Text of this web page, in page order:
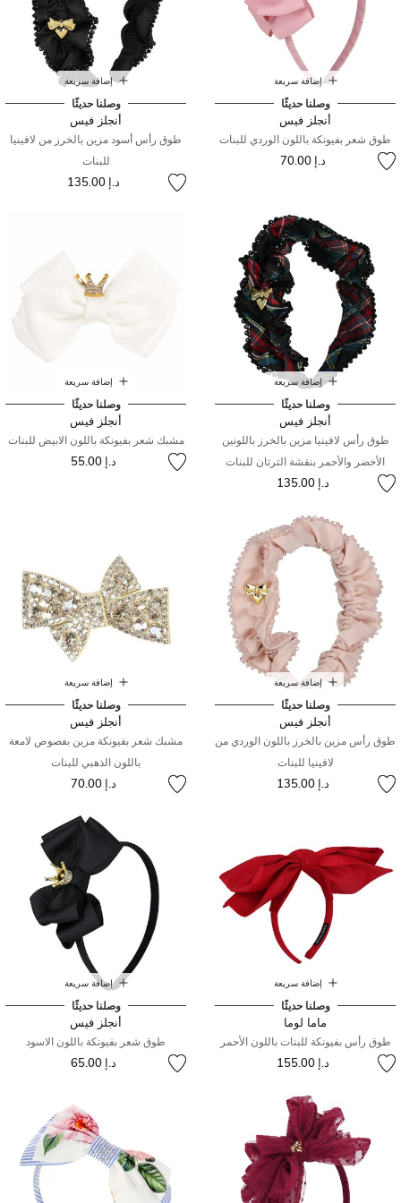
إضافة سريعة
وصلنا حديثًا
أنجلز فيس
طوق شعر بفيونكة باللون الوردي للبنات
د.إ 70.00
إضافة سريعة
وصلنا حديثًا
أنجلز فيس
طوق رأس أسود مزين بالخرز من لافينيا
للبنات
د.إ 135.00
إضافة سريعة
وصلنا حديثًا
أنجلز فيس
طوق رأس لافينيا مزين بالخرز باللونين
الأخضر والأحمر بنقشة الترتان للبنات
د.إ 135.00
إضافة سريعة
وصلنا حديثًا
أنجلز فيس
مشبك شعر بفيونكة باللون الابيض للبنات
د.إ 55.00
إضافة سريعة
وصلنا حديثًا
أنجلز فيس
طوق رأس مزين بالخرز باللون الوردي من
لافينيا للبنات
د.إ 135.00
إضافة سريعة
وصلنا حديثًا
أنجلز فيس
مشبك شعر بفيونكة مزين بفصوص لامعة
باللون الذهبي للبنات
د.إ 70.00
إضافة سريعة
وصلنا حديثًا
ماما لوما
طوق رأس بفيونكة للبنات باللون الأحمر
د.إ 155.00
إضافة سريعة
وصلنا حديثًا
أنجلز فيس
طوق شعر بفيونكة باللون الاسود
د.إ 65.00